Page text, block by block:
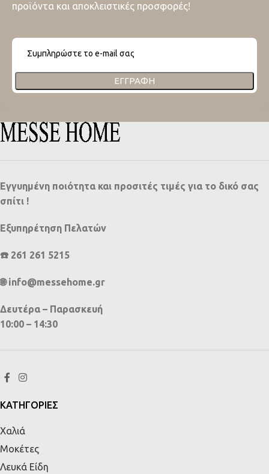
προϊόντα και αποκλειστικές προσφορές!
ΕΓΓΡΑΦΉ
Εγγυημένη ποιότητα και προσιτές τιμές για το δικό σας
σπίτι !
Εξυπηρέτηση Πελατών
☎️ 261 261 5215
🌐 info@messehome.gr
Δευτέρα – Παρασκευή
10:00 – 14:30
ΚΑΤΗΓΟΡΙΕΣ
Χαλιά
Μοκέτες
Λευκά Είδη